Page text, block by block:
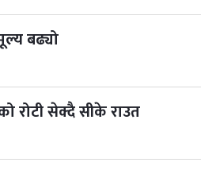
बढ्यो
रोटी सेक्दै सीके राउत